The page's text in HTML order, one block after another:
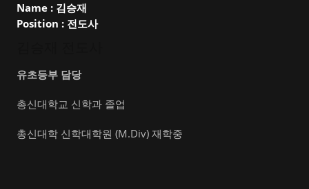
Name : 김승재
Position : 전도사
유초등부 담당
총신대학교 신학과 졸업
총신대학 신학대학원 (M.Div) 재학중